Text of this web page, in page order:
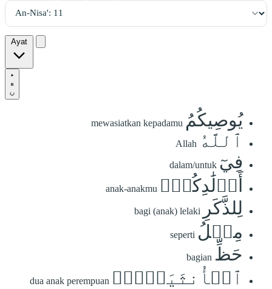
Ayat
يُوصِيكُمُ mewasiatkan kepadamu
ٱللَّهُ Allah
فِيٓ dalam/untuk
أَوۡلَٰدِكُمۡۖ anak-anakmu
لِلذَّكَرِ bagi (anak) lelaki
مِثۡلُ seperti
حَظِّ bagian
ٱلۡأُنثَيَيۡنِۚ dua anak perempuan